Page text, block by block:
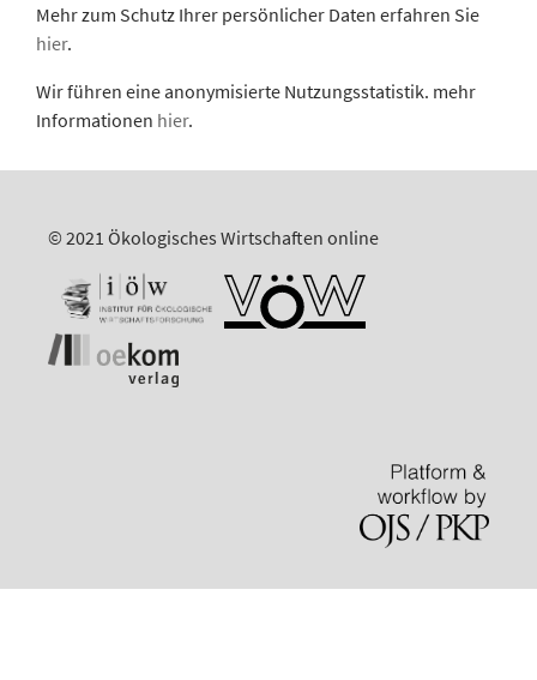
Mehr zum Schutz Ihrer persönlicher Daten erfahren Sie
hier.
Wir führen eine anonymisierte Nutzungsstatistik. mehr
Informationen hier.
© 2021 Ökologisches Wirtschaften online